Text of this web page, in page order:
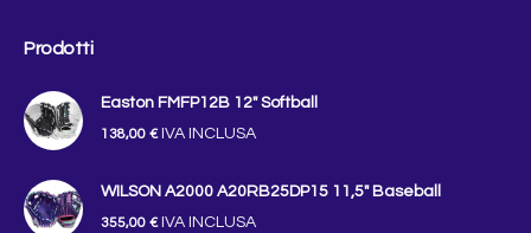
Prodotti
Easton FMFP12B 12″ Softball
138,00 € IVA INCLUSA
WILSON A2000 A20RB25DP15 11,5" Baseball
355,00 € IVA INCLUSA